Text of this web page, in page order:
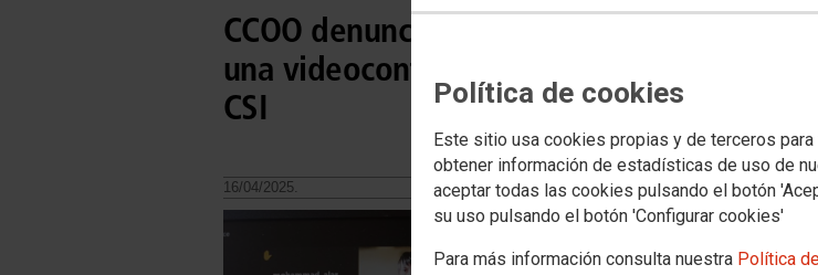
Política de cookies
Este sitio usa cookies propias y de terceros
obtener información de estadísticas de uso de
aceptar todas las cookies pulsando el botón
su uso pulsando el botón 'Configurar cookies'
Para más información consulta nuestra Política
CCOO denuncia la represión en Bielorrusia
una videoconferencia global convocada
CSI
16/04/2025.